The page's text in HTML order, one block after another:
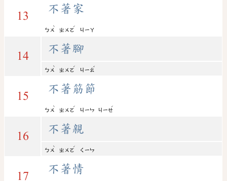
13
不著家
ㄅㄨ
ˋ
ㄓㄨㄛ
ˊ
ㄐㄧㄚ
14
不著腳
ㄅㄨ
ˋ
ㄓㄨㄛ
ˊ
ㄐㄧㄠ
ˇ
15
不著筋節
ㄅㄨ
ˋ
ㄓㄨㄛ
ˊ
ㄐㄧㄣ ㄐㄧㄝ
ˊ
16
不著親
ㄅㄨ
ˋ
ㄓㄨㄛ
ˊ
ㄑㄧㄣ
17
不著情